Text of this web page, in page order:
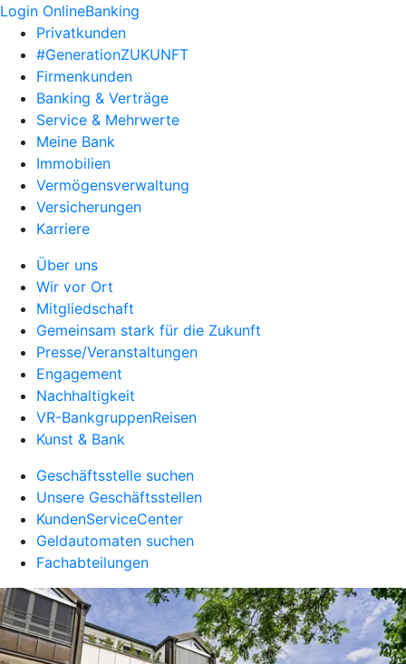
Login OnlineBanking
Privatkunden
#GenerationZUKUNFT
Firmenkunden
Banking & Verträge
Service & Mehrwerte
Meine Bank
Immobilien
Vermögensverwaltung
Versicherungen
Karriere
Über uns
Wir vor Ort
Mitgliedschaft
Gemeinsam stark für die Zukunft
Presse/Veranstaltungen
Engagement
Nachhaltigkeit
VR-BankgruppenReisen
Kunst & Bank
Geschäftsstelle suchen
Unsere Geschäftsstellen
KundenServiceCenter
Geldautomaten suchen
Fachabteilungen